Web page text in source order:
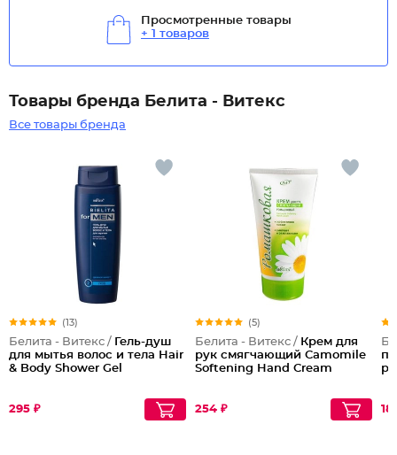
Просмотренные товары
+ 1 товаров
Товары бренда Белита - Витекс
Все товары бренда
(13)
Белита - Витекс / Гель-душ
для мытья волос и тела Hair
& Body Shower Gel
295 ₽
(5)
Белита - Витекс / Крем для
рук смягчающий Camomile
Softening Hand Cream
254 ₽